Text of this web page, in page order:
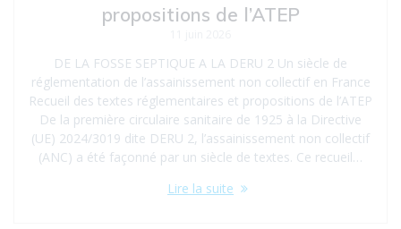
propositions de l’ATEP
DE LA FOSSE SEPTIQUE A LA DERU 2 Un siècle de
réglementation de l’assainissement non collectif en France
Recueil des textes réglementaires et propositions de l’ATEP
De la première circulaire sanitaire de 1925 à la Directive
(UE) 2024/3019 dite DERU 2, l’assainissement non collectif
(ANC) a été façonné par un siècle de textes. Ce recueil…
Lire la suite